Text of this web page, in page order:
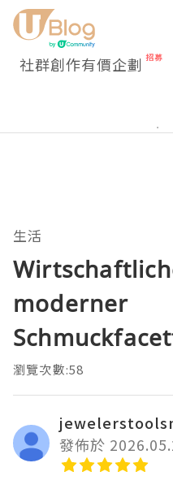
社群創作有價企劃
生活
moderner
瀏覽次數:58
發佈於